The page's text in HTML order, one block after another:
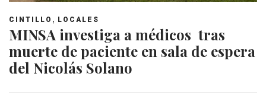
CINTILLO , LOCALES
MINSA investiga a médicos tras
muerte de paciente en sala de espera
del Nicolás Solano